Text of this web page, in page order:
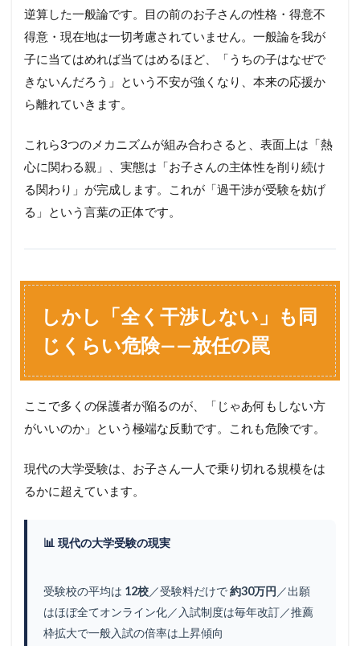
逆算した一般論です。目の前のお子さんの性格・得意不
得意・現在地は一切考慮されていません。一般論を我が
子に当てはめれば当てはめるほど、「うちの子はなぜで
きないんだろう」という不安が強くなり、本来の応援か
ら離れていきます。
これら3つのメカニズムが組み合わさると、表面上は「熱
心に関わる親」、実態は「お子さんの主体性を削り続け
る関わり」が完成します。これが「過干渉が受験を妨げ
る」という言葉の正体です。
しかし「全く干渉しない」も同
じくらい危険——放任の罠
ここで多くの保護者が陥るのが、「じゃあ何もしない方
がいいのか」という極端な反動です。これも危険です。
現代の大学受験は、お子さん一人で乗り切れる規模をは
るかに超えています。
📊 現代の大学受験の現実
受験校の平均は 12校／受験料だけで約30万円 ／出願
はほぼ全てオンライン化／入試制度は毎年改訂／推薦
枠拡大で一般入試の倍率は上昇傾向